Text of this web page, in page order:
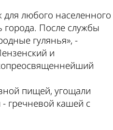
любого населенного
города. После службы
гулянья», -
и
пищей, угощали
гречневой кашей с